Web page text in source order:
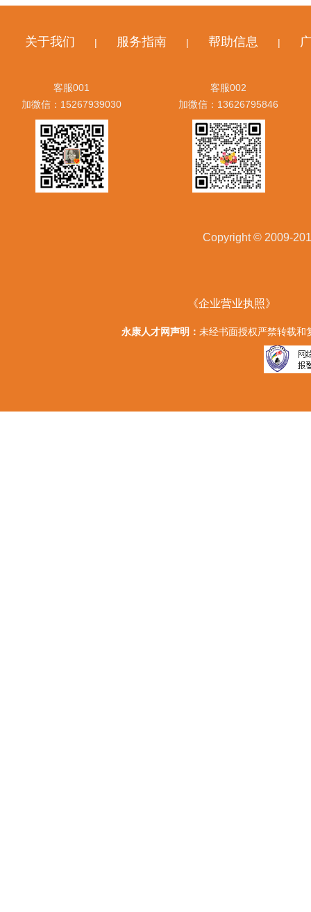
关于我们 | 服务指南 | 帮助信息 |
客服001
加微信：15267939030
客服002
加微信：13626795846
Copyright © 2009-
《企业营业执照》
永康人才网声明： 未经书面授权严禁转载和